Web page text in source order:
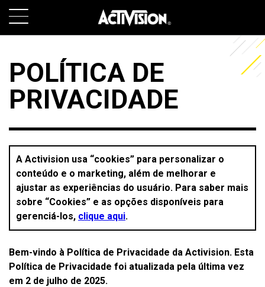
SKIP TO MAIN CONTENT
SOBRE
ENTRAR
INSCREVER-SE
POLÍTICA DE
PRIVACIDADE
A Activision usa “cookies” para personalizar o
conteúdo e o marketing, além de melhorar e
ajustar as experiências do usuário. Para saber mais
sobre “Cookies” e as opções disponíveis para
gerenciá-los, clique aqui.
Bem-vindo à Política de Privacidade da Activision. Esta
Política de Privacidade foi atualizada pela última vez
em 2 de julho de 2025.